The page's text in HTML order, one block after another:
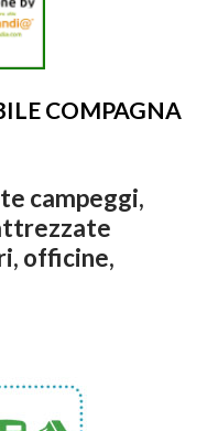
COMPAGNA
campeggi,
officine,